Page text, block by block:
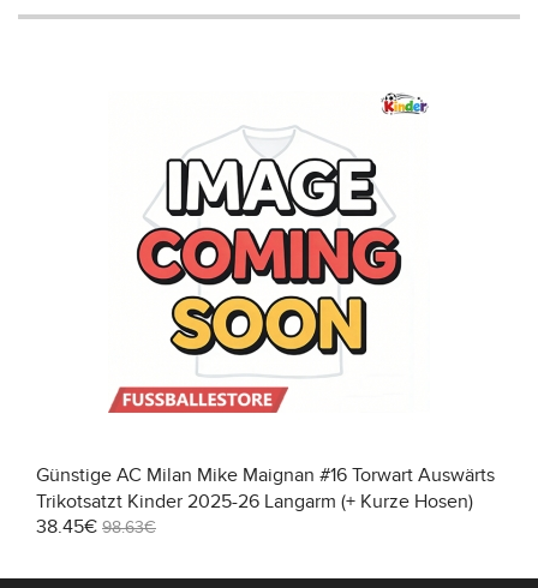
Günstige AC Milan Mike Maignan #16 Torwart Auswärts
Trikotsatzt Kinder 2025-26 Langarm (+ Kurze Hosen)
38.45€ 98.63€